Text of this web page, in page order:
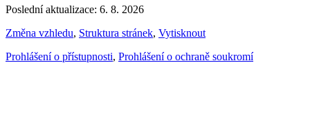
Poslední aktualizace: 6. 8. 2026
Změna vzhledu, Struktura stránek, Vytisknout
Prohlášení o přístupnosti, Prohlášení o ochraně soukromí